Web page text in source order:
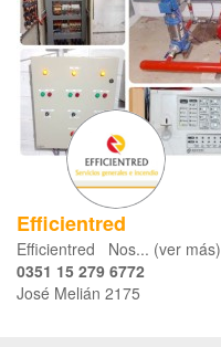
Efficientred
Efficientred Nos... (ver más)
0351 15 279 6772
José Melián 2175